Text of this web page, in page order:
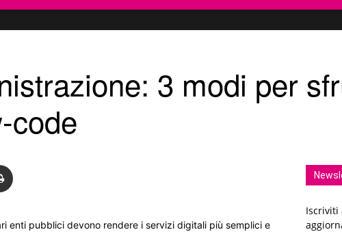
3 modi per
code
enti pubblici devono rendere i servizi digitali più semplici e
Iscriviti